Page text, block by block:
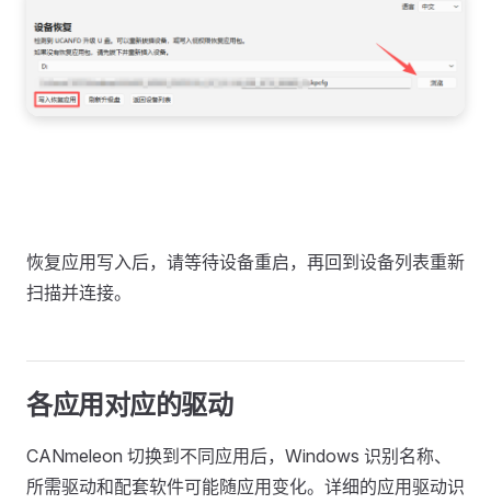
恢复应用写入后，请等待设备重启，再回到设备列表重新
扫描并连接。
各应用对应的驱动
CANmeleon 切换到不同应用后，Windows 识别名称、
所需驱动和配套软件可能随应用变化。详细的应用驱动识